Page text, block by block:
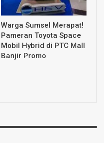
Warga Sumsel Merapat!
Pameran Toyota Space
Mobil Hybrid di PTC Mall
Banjir Promo